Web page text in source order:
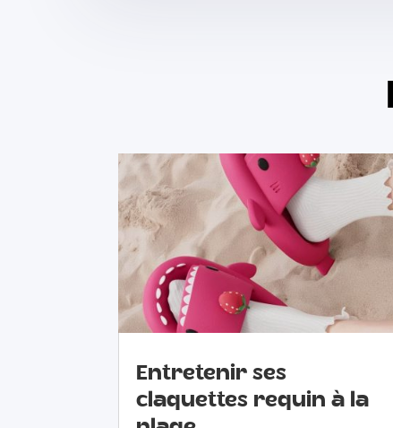
Entretenir ses
claquettes requin à la